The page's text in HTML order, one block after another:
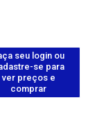
seu login ou
se para
ver preços e
comprar